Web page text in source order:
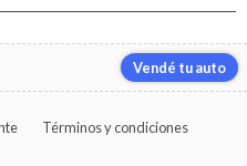
Vendé tu auto
Términos y condiciones